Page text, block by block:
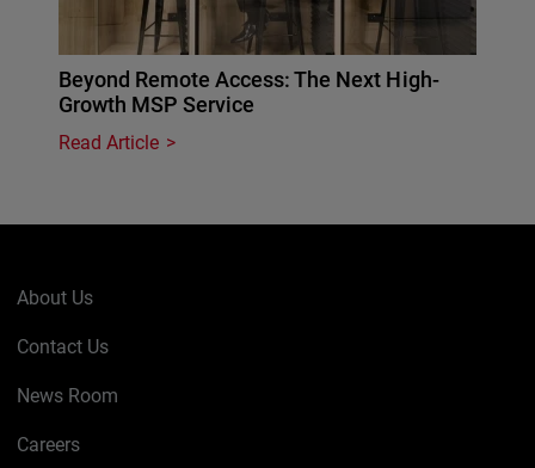
Beyond Remote Access: The Next High-
Growth MSP Service
Read Article
About Us
Contact Us
News Room
Careers